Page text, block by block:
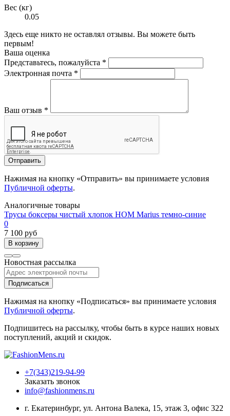
Вес (кг)
0.05
Здесь еще никто не оставлял отзывы. Вы можете быть
первым!
Ваша оценка
Представьтесь, пожалуйста *
Электронная почта *
Ваш отзыв *
Отправить
Нажимая на кнопку «Отправить» вы принимаете условия
Публичной оферты.
Аналогичные товары
Трусы боксеры чистый хлопок HOM Marius темно-синие
0
7 100 руб
В корзину
Новостная рассылка
Подписаться
Нажимая на кнопку «Подписаться» вы принимаете условия
Публичной оферты.
Подпишитесь на рассылку, чтобы быть в курсе наших новых
поступлений, акций и скидок.
+7(343)219-94-99
Заказать звонок
info@fashionmens.ru
г. Екатеринбург, ул. Антона Валека, 15, этаж 3, офис 322